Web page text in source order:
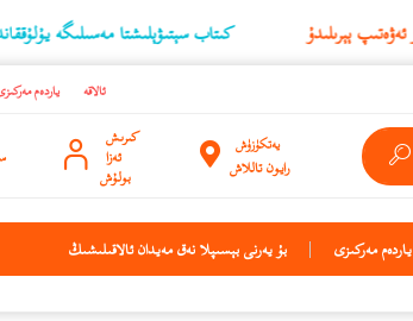
كىتاب سېتىۋېلىشتا مەسىلىگە يۇلۇققاندا ياكى
ياردەم ئالاقە
يەتكۈزۈش
رايون تاللاش
كىرىش
ئەزا
بولۇش
ياردەم مەركىزى بۇ يەرنى بېسىپلا نەق مەيدان ئالاقىلىشىڭ